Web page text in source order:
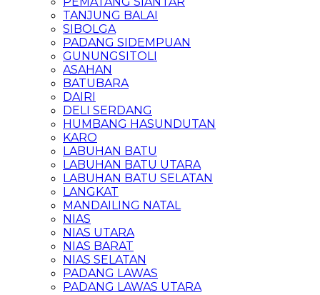
TANJUNG BALAI
SIBOLGA
PADANG SIDEMPUAN
GUNUNGSITOLI
ASAHAN
BATUBARA
DAIRI
DELI SERDANG
HUMBANG HASUNDUTAN
KARO
LABUHAN BATU
LABUHAN BATU UTARA
LABUHAN BATU SELATAN
LANGKAT
MANDAILING NATAL
NIAS
NIAS UTARA
NIAS BARAT
NIAS SELATAN
PADANG LAWAS
PADANG LAWAS UTARA